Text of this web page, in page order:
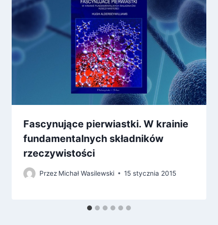
Fascynujące pierwiastki. W krainie
fundamentalnych składników
rzeczywistości
Przez Michał Wasilewski 15 stycznia 2015